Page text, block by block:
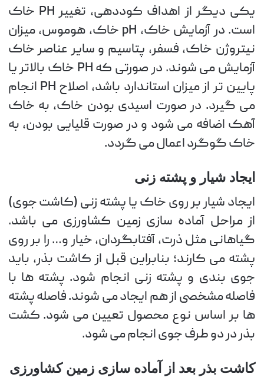
یکی دیگر از اهداف کوددهی، تغییر PH خاک
است. در آزمایش خاک، pH خاک، هوموس، میزان
نیتروژن خاک، فسفر، پتاسیم و سایر عناصر خاک
آزمایش می شوند. در صورتی که PH خاک بالاتر یا
پایین تر از میزان استاندارد باشد، اصلاح PH انجام
می گیرد. در صورت اسیدی بودن خاک، به خاک
آهک اضافه می شود و در صورت قلیایی بودن، به
خاک گوگرد اعمال می گردد.
ایجاد شیار و پشته زنی
ایجاد شیار بر روی خاک یا پشته زنی (کاشت جوی)
از مراحل آماده سازی زمین کشاورزی می باشد.
گیاهانی مثل ذرت، آفتابگردان، خیار و… را بر روی
پشته می کارند؛ بنابراین قبل از کاشت بذر، باید
جوی بندی و پشته زنی انجام شود. پشته ها با
فاصله مشخصی از هم ایجاد می شوند. فاصله پشته
ها بر اساس نوع محصول تعیین می شود. کشت
بذر در دو طرف جوی انجام می شود.
کاشت بذر بعد از آماده سازی زمین کشاورزی